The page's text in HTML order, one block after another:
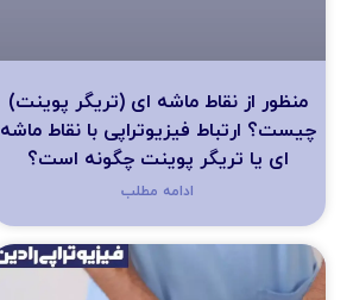
منظور از نقاط ماشه ای (تریگر پوینت)
چیست؟ ارتباط فیزیوتراپی با نقاط ماشه
ای یا تریگر پوینت چگونه است؟
ادامه مطلب